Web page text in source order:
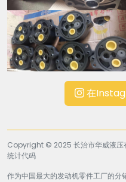
在
Copyright © 2025 长治市华威液压
统计代码
作为中国最大的发动机零件工厂的